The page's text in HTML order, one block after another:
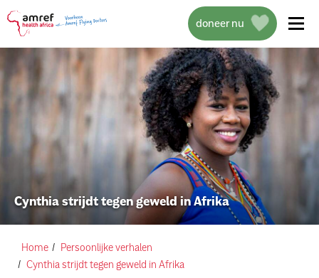
doneer nu
over amref health africa
wat we doen
projecten
help mee
Cynthia strijdt tegen geweld in Afrika
Home
Persoonlijke verhalen
Cynthia strijdt tegen geweld in Afrika